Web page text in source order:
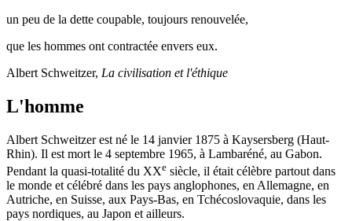
un peu de la dette coupable, toujours renouvelée,
que les hommes ont contractée envers eux.
Albert Schweitzer, La civilisation et l'éthique
L'homme
Albert Schweitzer est né le 14 janvier 1875 à Kaysersberg (Haut-
Rhin). Il est mort le 4 septembre 1965, à Lambaréné, au Gabon.
Pendant la quasi-totalité du XXe siècle, il était célèbre partout dans
le monde et célébré dans les pays anglophones, en Allemagne, en
Autriche, en Suisse, aux Pays-Bas, en Tchécoslovaquie, dans les
pays nordiques, au Japon et ailleurs.